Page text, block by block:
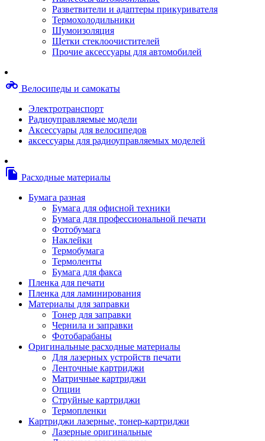
Степлерные скобы, скрепки
Термопленки
Термоузлы/печки/тэны
Тормозные площадки
Узлы/комплекты переноса изображений
Шлейфы
Баллоны со сжатым воздухом
Салфетки для чистки оргтехники
Скотч, фломастеры
Чистящие спреи, жидкости и пены
Картриджи для специализированных
Другие картриджи и твердые чернила
Картриджи и твердые чернила
Картриджи матричные, чернила
Расходные материалы для профессиональной
печати
Электрика
Изделия для прокладки кабеля и
Арматура кабельная/изоляционные
материалы
Гильза соединительная для
алюминиевых проводников под
опрессовку
проводников под опрессовку
Гильза соединительная со
болтами
Заглушка термоусадочная
ответвительный
Муфта кабельная концевая
Муфта кабельная соединительная
Разветвители и адаптеры прикуривателя
Термохолодильники
Шумоизоляция
Щетки стеклоочистителей
Прочие аксессуары для автомобилей
motorcycle Велосипеды и самокаты
Электротранспорт
Радиоуправляемые модели
Аксессуары для велосипедов
аксессуары для радиоуправляемых моделей
file_copy Расходные материалы
Бумага разная
Бумага для офисной техники
Бумага для профессиональной печати
Фотобумага
Наклейки
Термобумага
Термоленты
Бумага для факса
Пленка для печати
Пленка для ламинирования
Материалы для заправки
Тонер для заправки
Чернила и заправки
Фотобарабаны
Оригинальные расходные материалы
Для лазерных устройств печати
Ленточные картриджи
Матричные картриджи
Опции
Струйные картриджи
Термопленки
Картриджи лазерные, тонер-картриджи
Лазерные оригинальные